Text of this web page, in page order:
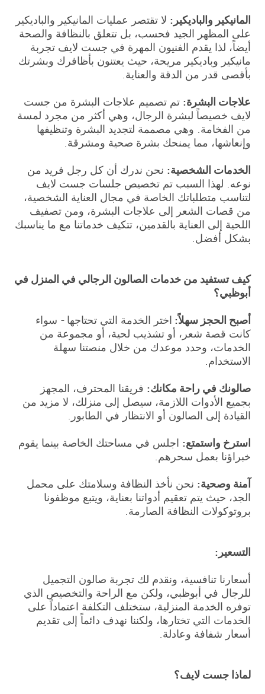
المانيكير والباديكير: لا تقتصر عمليات المانيكير والباديكير
على المظهر الجيد فحسب، بل تتعلق بالنظافة والصحة
أيضاً، لذا يقدم الفنيون المهرة في جست لايف تجربة
مانيكير وباديكير مريحة، حيث يعتنون بأظافرك وبشرتك
بأقصى قدر من الدقة والعناية.
علاجات البشرة: تم تصميم علاجات البشرة من جست
لايف خصيصاً لبشرة الرجال، وهي أكثر من مجرد لمسة
من الفخامة. وهي مصممة لتجديد البشرة وتنظيفها
وإنعاشها، مما يمنحك بشرة صحية ومشرقة.
الخدمات الشخصية: نحن ندرك أن كل رجل فريد من
نوعه. لهذا السبب تم تخصيص جلسات جست لايف
لتناسب متطلباتك الخاصة في مجال العناية الشخصية،
من قصات الشعر إلى علاجات البشرة، ومن تصفيف
اللحية إلى العناية بالقدمين، تتكيف خدماتنا مع ما يناسبك
بشكل أفضل.
كيف تستفيد من خدمات الصالون الرجالي في المنزل في
أبوظبي؟
أصبح الحجز سهلاً: اختر الخدمة التي تحتاجها - سواء
كانت قصة شعر، أو تشذيب لحية، أو مجموعة من
الخدمات، وحدد موعدك من خلال منصتنا سهلة
الاستخدام.
صالونك في راحة مكانك: فريقنا المحترف، المجهز
بجميع الأدوات اللازمة، سيصل إلى منزلك، لا مزيد من
القيادة إلى الصالون أو الانتظار في الطابور.
استرخ واستمتع: اجلس في مساحتك الخاصة بينما يقوم
خبراؤنا بعمل سحرهم.
آمنة وصحية: نحن نأخذ النظافة وسلامتك على محمل
الجد، حيث يتم تعقيم أدواتنا بعناية، ويتبع موظفونا
بروتوكولات النظافة الصارمة.
التسعير:
أسعارنا تنافسية، ونقدم لك تجربة صالون التجميل
للرجال في أبوظبي، ولكن مع الراحة والتخصيص الذي
توفره الخدمة المنزلية، ستختلف التكلفة اعتماداً على
الخدمات التي تختارها، ولكننا نهدف دائماً إلى تقديم
أسعار شفافة وعادلة.
لماذا جست لايف؟